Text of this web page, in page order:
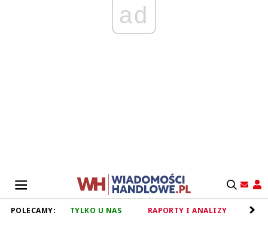
ad
POLECAMY: TYLKO U NAS RAPORTY I ANALIZY